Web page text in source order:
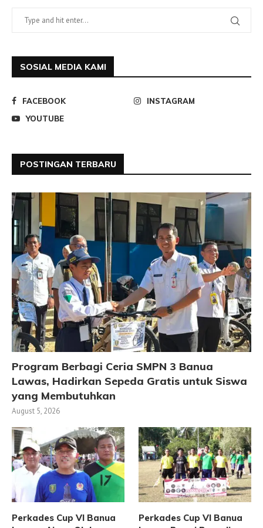
SOSIAL MEDIA KAMI
FACEBOOK
INSTAGRAM
YOUTUBE
POSTINGAN TERBARU
Program Berbagi Ceria SMPN 3 Banua
Lawas, Hadirkan Sepeda Gratis untuk Siswa
yang Membutuhkan
August 5, 2026
Perkades Cup VI Banua
Perkades Cup VI Banua